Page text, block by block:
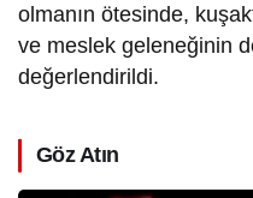
olmanın ötesinde,
ve meslek geleneğinin
değerlendirildi.
Göz Atın